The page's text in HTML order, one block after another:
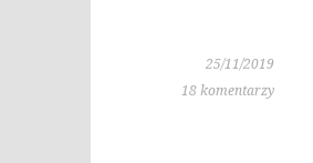
25/11/2019
18 komentarzy